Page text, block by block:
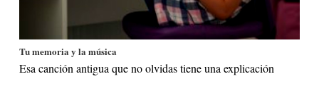
Tu memoria y la música
Esa canción antigua que no olvidas tiene una explicación